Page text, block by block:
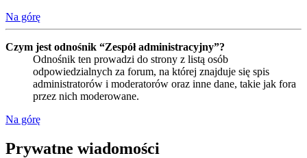
Na górę
Czym jest odnośnik “Zespół administracyjny”?
Odnośnik ten prowadzi do strony z listą osób
odpowiedzialnych za forum, na której znajduje się spis
administratorów i moderatorów oraz inne dane, takie jak fora
przez nich moderowane.
Na górę
Prywatne wiadomości